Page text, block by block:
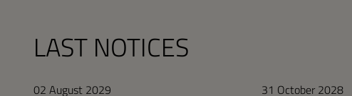
LAST NOTICES
02 August 2029 31 October 2028